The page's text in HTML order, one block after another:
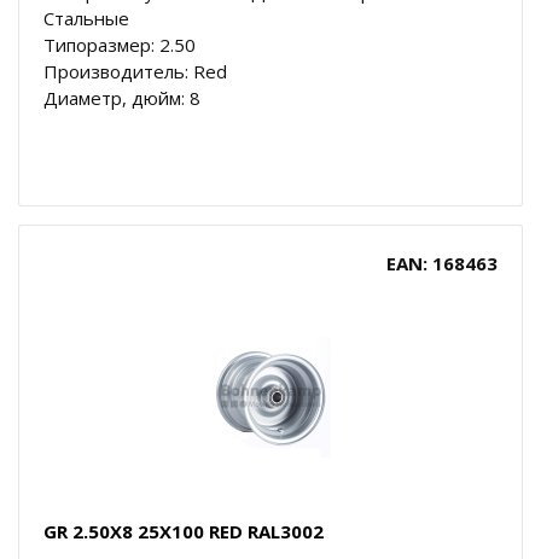
Стальные
Типоразмер: 2.50
Производитель: Red
Диаметр, дюйм: 8
EAN: 168463
GR 2.50X8 25X100 RED RAL3002